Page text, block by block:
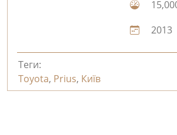
2013
Теги:
Toyota, Prius, Київ